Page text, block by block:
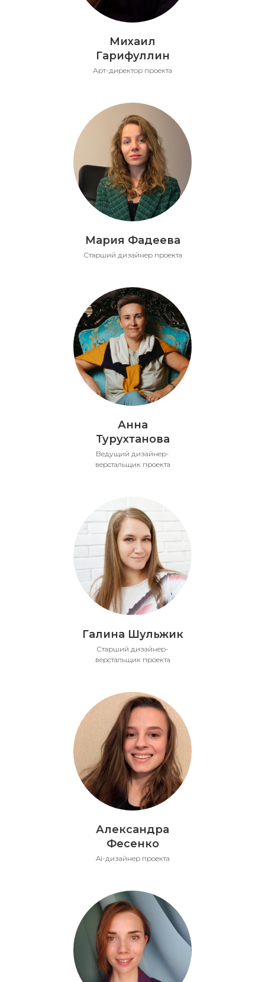
Михаил
Гарифуллин
Арт-директор проекта
Мария Фадеева
Старший дизайнер проекта
Анна
Турухтанова
Ведущий дизайнер-
верстальщик проекта
Галина Шульжик
Старший дизайнер-
верстальщик проекта
Александра
Фесенко
Ai-дизайнер проекта